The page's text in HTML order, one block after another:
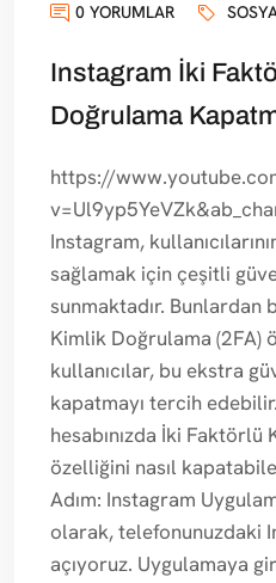
0 YORUMLAR
Instagram İki
Doğrulama
https://
Instagram,
sağlamak için çeşitli
sunmaktadır. Bunlardan
Kimlik Doğrulama (2FA)
kullanıcılar, bu ekstra
kapatmayı tercih
hesabınızda İki
özelliğini nasıl
Adım: Instagram
olarak, telefonunuzdaki
açıyoruz. Uygulamaya